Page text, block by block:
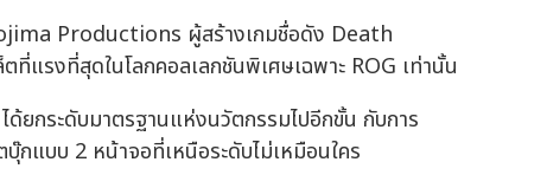
Productions ผู้สร้างเกมชื่อดัง Death
แรงที่สุดในโลกคอลเลกชันพิเศษเฉพาะ ROG เท่านั้น
ด้ยกระดับมาตรฐานแห่งนวัตกรรมไปอีกขั้น กับการ
แบบ 2 หน้าจอที่เหนือระดับไม่เหมือนใคร